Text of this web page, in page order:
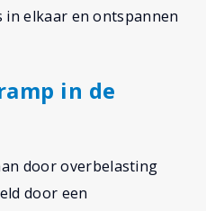
in elkaar en ontspannen
in de
door overbelasting
door een